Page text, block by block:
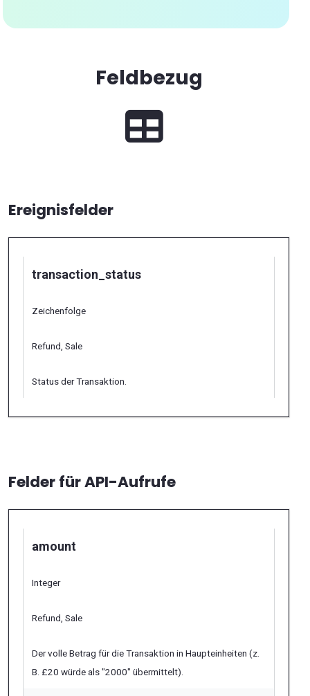
Feldbezug
Ereignisfelder
transaction_status
Zeichenfolge
Refund, Sale
Status der Transaktion.
Felder für API-Aufrufe
amount
Integer
Refund, Sale
Der volle Betrag für die Transaktion in Haupteinheiten (z.
B. £20 würde als "2000" übermittelt).